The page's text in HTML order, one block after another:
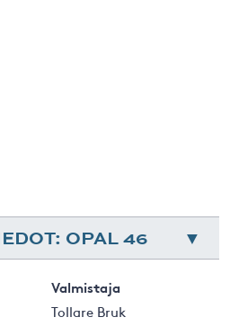
OPAL 46
Valmistaja
Tollare Bruk